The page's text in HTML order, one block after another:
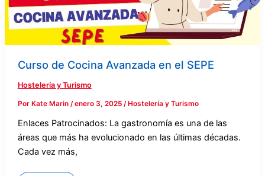
Curso de Cocina Avanzada en el SEPE
Hostelería y Turismo
Por Kate Marin /enero 3, 2025 / Hostelería y Turismo
Enlaces Patrocinados: La gastronomía es una de las
áreas que más ha evolucionado en las últimas décadas.
Cada vez más,